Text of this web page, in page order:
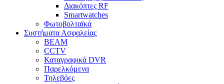
Διακόπτες RF
Smartwatches
Φωτοβολταϊκά
Συστήματα Ασφαλείας
BEAM
CCTV
Καταγραφικά DVR
Παρελκόμενα
Τηλεβόες